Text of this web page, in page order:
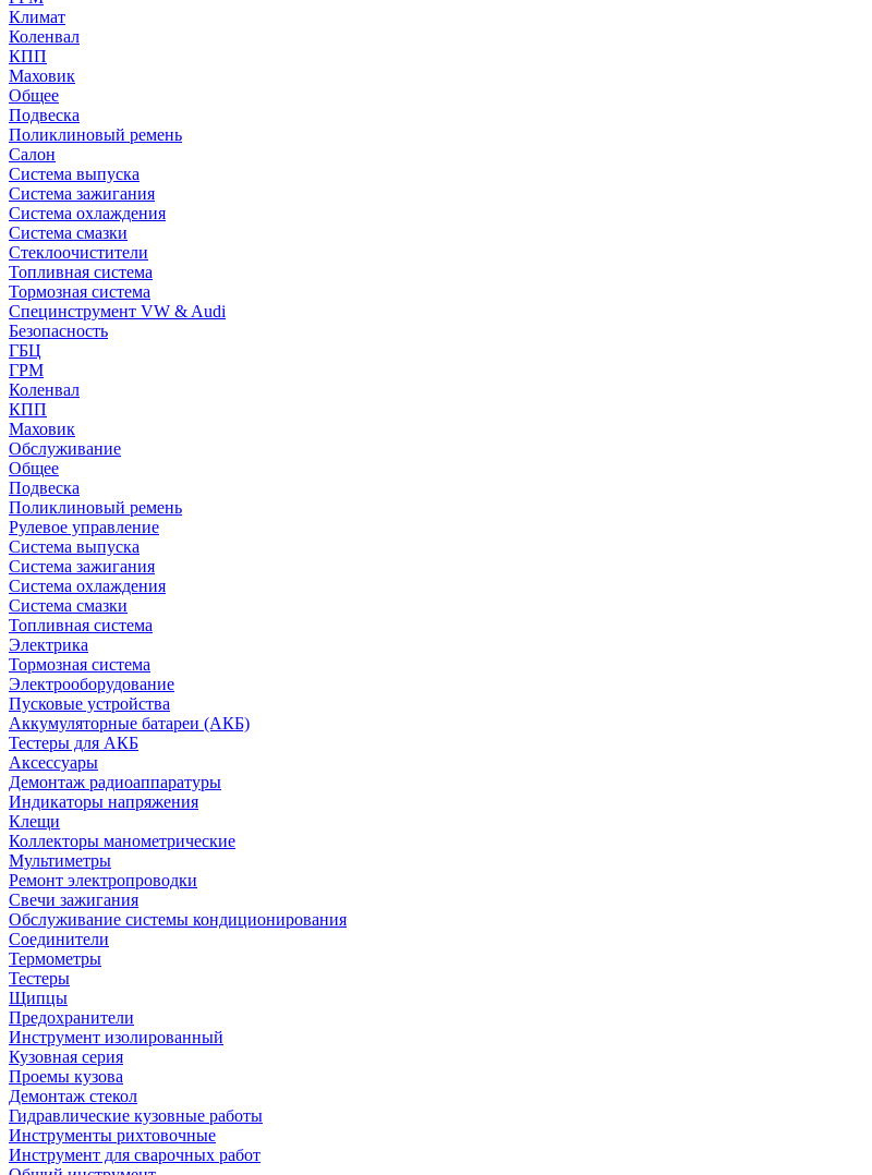
Климат
Коленвал
КПП
Маховик
Общее
Подвеска
Поликлиновый ремень
Салон
Система выпуска
Система зажигания
Система охлаждения
Система смазки
Стеклоочистители
Топливная система
Тормозная система
Специнструмент VW & Audi
Безопасность
ГБЦ
ГРМ
Коленвал
КПП
Маховик
Обслуживание
Общее
Подвеска
Поликлиновый ремень
Рулевое управление
Система выпуска
Система зажигания
Система охлаждения
Система смазки
Топливная система
Электрика
Тормозная система
Электрооборудование
Пусковые устройства
Аккумуляторные батареи (АКБ)
Тестеры для АКБ
Аксессуары
Демонтаж радиоаппаратуры
Индикаторы напряжения
Клещи
Коллекторы манометрические
Мультиметры
Ремонт электропроводки
Свечи зажигания
Обслуживание системы кондиционирования
Соединители
Термометры
Тестеры
Щипцы
Предохранители
Инструмент изолированный
Кузовная серия
Проемы кузова
Демонтаж стекол
Гидравлические кузовные работы
Инструменты рихтовочные
Инструмент для сварочных работ